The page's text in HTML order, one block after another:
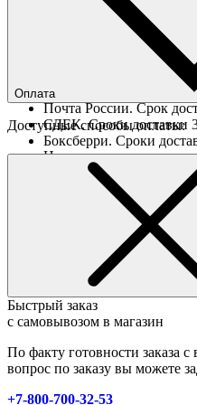
МКАД 350 руб.
Доставка "день в
Ориентировочные сроки
Почта России. Срок
СДЕК. Сроки доставки
Боксберри. Сроки
Доставка за границу
полной предоплате
Подробные условия
Оплата
Доступные способы оплаты:
Наличными при
Оплата он-лайн всеми
Mastercard и тд.)
Товары со скидкой
предоплате. Все подробности
Быстрый заказ
с самовывозом в магазин
По факту готовности заказа
вопрос по заказу вы можете
+7-800-700-32-53